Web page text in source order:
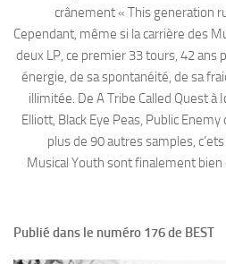
crânement « This generation
Cependant, même si la carrière des
deux LP, ce premier 33 tours, 42 ans
énergie, de sa spontanéité, de sa
illimitée. De A Tribe Called Quest à
Elliott, Black Eye Peas, Public
plus de 90 autres samples,
Musical Youth sont finalement
Publié dans le numéro 176 de BEST